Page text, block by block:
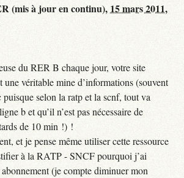
(mis à jour en continu), 15 mars 2011,
du RER B chaque jour, votre site
une véritable mine d’informations (souvent
selon la ratp et la scnf, tout va
b et qu’il n’est pas nécessaire de
de 10 min !) !
et je pense même utiliser cette ressource
à la RATP - SNCF pourquoi j’ai
(je compte diminuer mon